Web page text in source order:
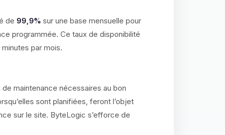
de 99,9% sur une base mensuelle pour
programmée. Ce taux de disponibilité
par mois.
maintenance nécessaires au bon
sont planifiées, feront l’objet
sur le site. ByteLogic s’efforce de